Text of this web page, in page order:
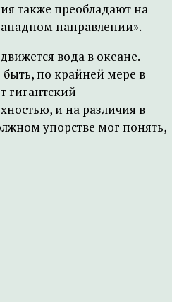
также преобладают на
направлении».
вода в океане.
по крайней мере в
гигантский
и на различия в
упорстве мог понять,